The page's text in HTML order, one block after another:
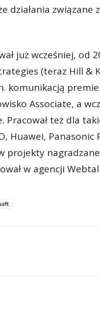
działania związane
już wcześniej, od
(teraz Hill &
komunikacją
Associate, a
Pracował też dla
Huawei, Panasonic
projekty nagradzane
w agencji